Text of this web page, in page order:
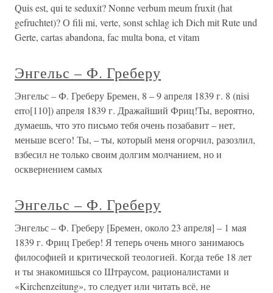
Quis est, qui te seduxit? Nonne verbum meum fruxit (hat
gefruchtet)? О fili mi, verte, sonst schlag ich Dich mit Rute und
Gerte, cartas abandona, fac multa bona, et vitam
Энгельс – Ф. Греберу
Энгельс – Ф. Греберу Бремен, 8 – 9 апреля 1839 г. 8 (nisi
erro[110]) апреля 1839 г. Дражайший Фриц!Ты, вероятно,
думаешь, что это письмо тебя очень позабавит – нет,
меньше всего! Ты, – ты, который меня огорчил, разозлил,
взбесил не только своим долгим молчанием, но и
осквернением самых
Энгельс – Ф. Греберу
Энгельс – Ф. Греберу [Бремен, около 23 апреля] – 1 мая
1839 г. Фриц Гребер! Я теперь очень много занимаюсь
философией и критической теологией. Когда тебе 18 лет
и ты знакомишься со Штраусом, рационалистами и
«Kirchenzeitung», то следует или читать всё, не